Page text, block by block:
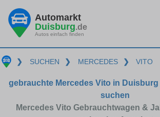
Automarkt
Duisburg.de
Autos einfach finden
❯ SUCHEN ❯ MERCEDES ❯ VITO
gebrauchte Mercedes Vito in
suchen
Mercedes Vito Gebrauchtwagen &